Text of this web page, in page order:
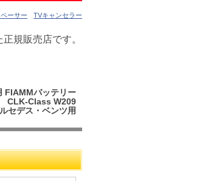
ーサー TVキャンセラー
規販売店です。
FIAMMバッテリー
CLK-Class W209
セデス・ベンツ用